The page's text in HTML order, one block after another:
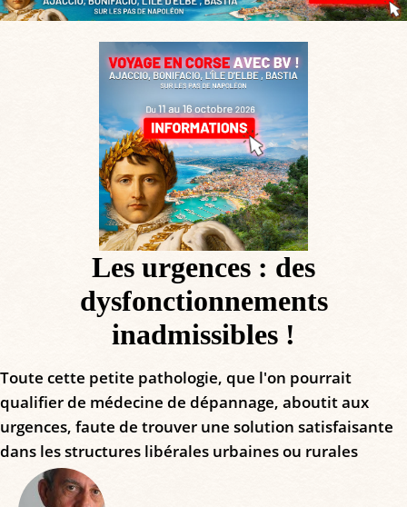
Les urgences : des
dysfonctionnements
inadmissibles !
Toute cette petite pathologie, que l'on pourrait
qualifier de médecine de dépannage, aboutit aux
urgences, faute de trouver une solution satisfaisante
dans les structures libérales urbaines ou rurales